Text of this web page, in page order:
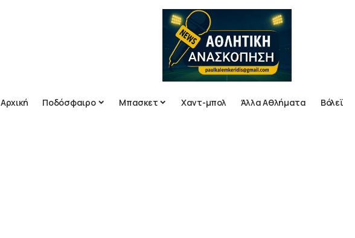
Αρχική Ποδόσφαιρο Μπασκετ Χαντ-μπολ Άλλα Αθλήματα Βόλεϊ